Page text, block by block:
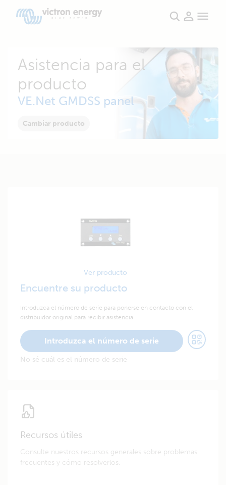
Asistencia para el
producto
VE.Net GMDSS panel
Cambiar producto
Ver producto
Encuentre su producto
Introduzca el número de serie para ponerse en contacto con el
distribuidor original para recibir asistencia.
Introduzca el número de serie
No sé cuál es el número de serie
Recursos útiles
Consulte nuestros recursos generales sobre problemas
frecuentes y cómo resolverlos.